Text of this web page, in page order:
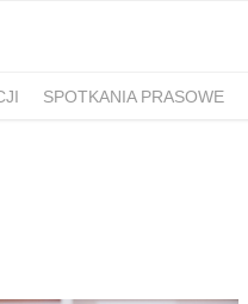
SPOTKANIA PRASOWE